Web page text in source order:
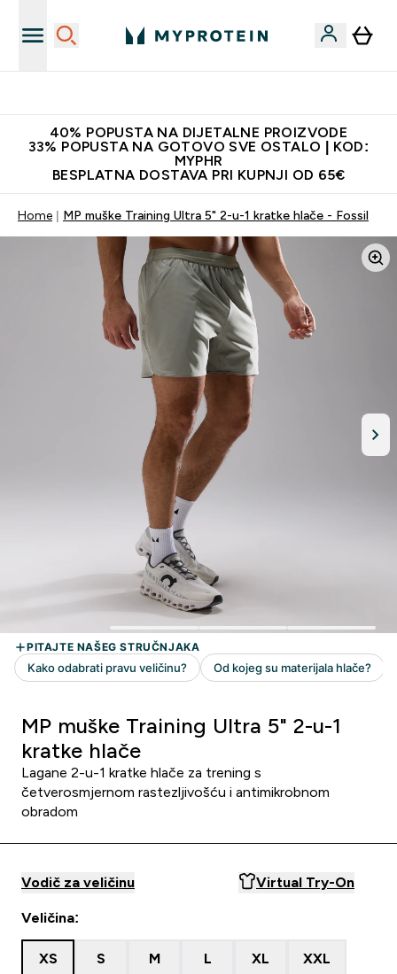
40% POPUSTA NA DIJETALNE PROIZVODE
33% POPUSTA NA GOTOVO SVE OSTALO | KOD:
MYPHR
BESPLATNA DOSTAVA PRI KUPNJI OD 65€
Home MP muške Training Ultra 5" 2-u-1 kratke hlače - Fossil
MP muške Training Ultra 5" 2-u-1
kratke hlače
Lagane 2-u-1 kratke hlače za trening s
četverosmjernom rastezljivošću i antimikrobnom
obradom
Vodič za veličinu Virtual Try-On
Veličina:
XS S M L XL XXL